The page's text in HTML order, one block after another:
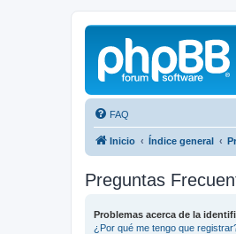
FAQ
Inicio Índice general
Preguntas
Problemas acerca de la
¿Por qué me tengo que